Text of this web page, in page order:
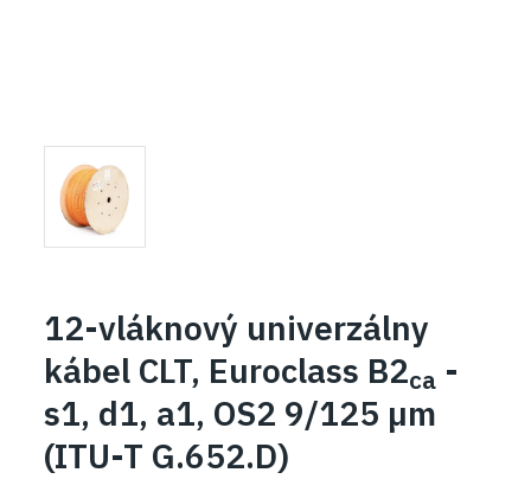
12-vláknový univerzálny
kábel CLT, Euroclass B2ca -
s1, d1, a1, OS2 9/125 µm
(ITU-T G.652.D)